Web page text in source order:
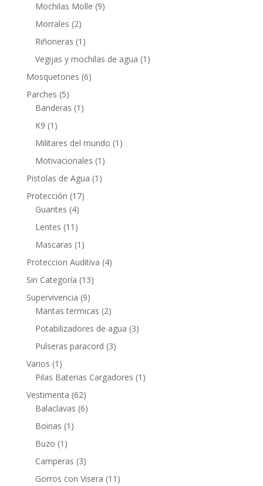
Mochilas Molle (9)
Morrales (2)
Riñoneras (1)
Vegijas y mochilas de agua (1)
Mosquetones (6)
Parches (5)
Banderas (1)
K9 (1)
Militares del mundo (1)
Motivacionales (1)
Pistolas de Agua (1)
Protección (17)
Guantes (4)
Lentes (11)
Mascaras (1)
Proteccion Auditiva (4)
Sin Categoría (13)
Supervivencia (9)
Mantas termicas (2)
Potabilizadores de agua (3)
Pulseras paracord (3)
Varios (1)
Pilas Baterias Cargadores (1)
Vestimenta (62)
Balaclavas (6)
Boinas (1)
Buzo (1)
Camperas (3)
Gorros con Visera (11)